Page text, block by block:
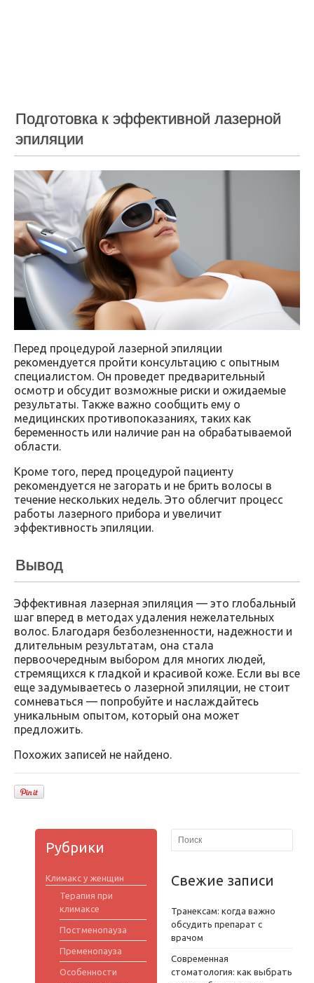
Подготовка к эффективной лазерной
эпиляции
Перед процедурой лазерной эпиляции
рекомендуется пройти консультацию с опытным
специалистом. Он проведет предварительный
осмотр и обсудит возможные риски и ожидаемые
результаты. Также важно сообщить ему о
медицинских противопоказаниях, таких как
беременность или наличие ран на обрабатываемой
области.
Кроме того, перед процедурой пациенту
рекомендуется не загорать и не брить волосы в
течение нескольких недель. Это облегчит процесс
работы лазерного прибора и увеличит
эффективность эпиляции.
Вывод
Эффективная лазерная эпиляция — это глобальный
шаг вперед в методах удаления нежелательных
волос. Благодаря безболезненности, надежности и
длительным результатам, она стала
первоочередным выбором для многих людей,
стремящихся к гладкой и красивой коже. Если вы все
еще задумываетесь о лазерной эпиляции, не стоит
сомневаться — попробуйте и наслаждайтесь
уникальным опытом, который она может
предложить.
Похожих записей не найдено.
Рубрики
Климакс у женщин
Терапия при
климаксе
Постменопауза
Пременопауза
Особенности
Свежие записи
Транексам: когда важно
обсудить препарат с
врачом
Современная
стоматология: как выбрать